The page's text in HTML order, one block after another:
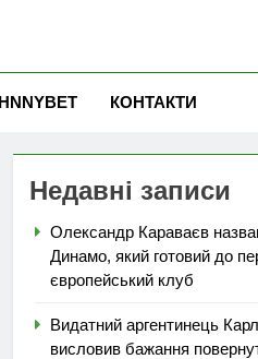
КОНТАКТИ
Недавні записи
Олександр Караваєв
Динамо, який готовий до
європейський клуб
Видатний аргентинець
висловив бажання